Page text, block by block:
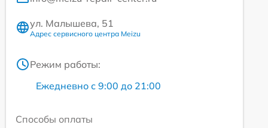
ул. Малышева, 51
Адрес сервисного центра Meizu
Режим работы:
Ежедневно с 9:00 до 21:00
Способы оплаты